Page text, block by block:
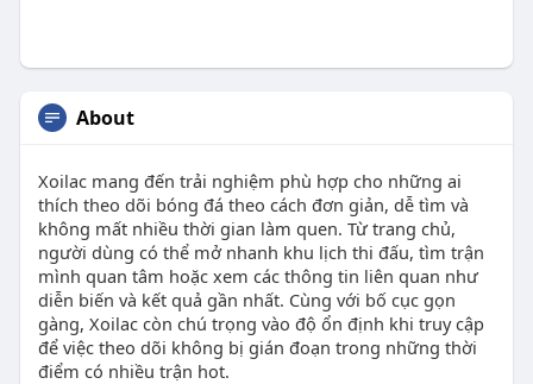
About
Xoilac mang đến trải nghiệm phù hợp cho những ai
thích theo dõi bóng đá theo cách đơn giản, dễ tìm và
không mất nhiều thời gian làm quen. Từ trang chủ,
người dùng có thể mở nhanh khu lịch thi đấu, tìm trận
mình quan tâm hoặc xem các thông tin liên quan như
diễn biến và kết quả gần nhất. Cùng với bố cục gọn
gàng, Xoilac còn chú trọng vào độ ổn định khi truy cập
để việc theo dõi không bị gián đoạn trong những thời
điểm có nhiều trận hot.